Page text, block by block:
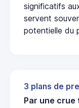
significatifs
servent
potentielle du
3 plans de
Par une